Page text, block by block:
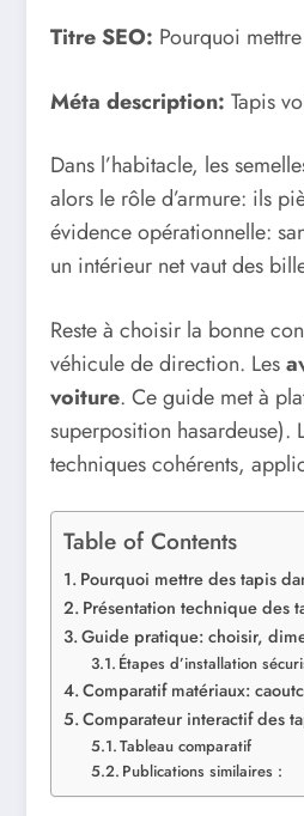
Titre SEO: Pourquoi
Méta description: Tapis
Dans l’habitacle, les
alors le rôle d’armure: ils
évidence opérationnelle:
un intérieur net vaut des
Reste à choisir la bonne
véhicule de direction. Les
voiture. Ce guide met à
superposition hasardeuse).
techniques cohérents,
Table of Contents
Pourquoi mettre des tapis
Présentation technique des
Guide pratique: choisir,
Étapes d’installation
Comparatif matériaux:
Comparateur interactif des
Tableau comparatif
Publications similaires :